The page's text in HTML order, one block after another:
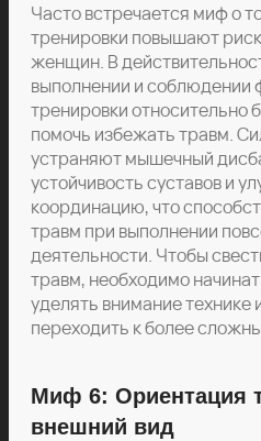
Часто встречается миф о
тренировки повышают
женщин. В
выполнении и
тренировки относительно
помочь избежать травм.
устраняют мышечный
устойчивость суставов и
координацию, что
травм при выполнении
деятельности. Чтобы
травм, необходимо
уделять внимание технике
переходить к более
Миф 6: Ориентация
внешний вид